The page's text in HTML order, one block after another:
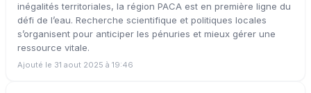
inégalités territoriales, la région PACA est en première ligne du
défi de l’eau. Recherche scientifique et politiques locales
s’organisent pour anticiper les pénuries et mieux gérer une
ressource vitale.
Ajouté le 31 aout 2025 à 19:46